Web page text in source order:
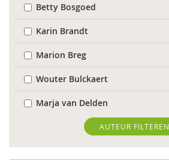
Betty Bosgoed
Karin Brandt
Marion Breg
Wouter Bulckaert
Marja van Delden
Mara van Dijk
Denise Enthoven
AUTEUR FILTEREN